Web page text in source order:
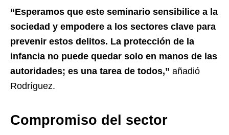
“Esperamos que este seminario sensibilice a la
sociedad y empodere a los sectores clave para
prevenir estos delitos. La protección de la
infancia no puede quedar solo en manos de las
autoridades; es una tarea de todos,” añadió
Rodríguez.
Compromiso del sector